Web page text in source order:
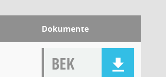
Dokumente
BEK